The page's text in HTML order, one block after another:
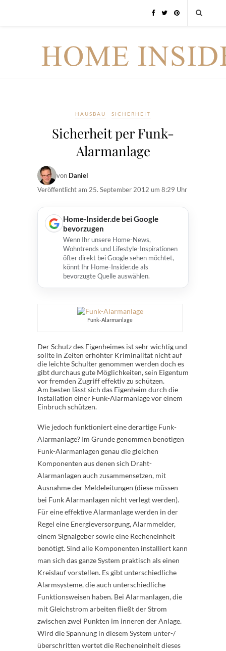
HAUSBAU SICHERHEIT
Sicherheit per Funk-
Alarmanlage
von Daniel
Veröffentlicht am 25. September 2012 um 8:29 Uhr
Home-Insider.de bei Google
bevorzugen
Wenn Ihr unsere Home-News,
Wohntrends und Lifestyle-Inspirationen
öfter direkt bei Google sehen möchtet,
könnt Ihr Home-Insider.de als
bevorzugte Quelle auswählen.
Funk-Alarmanlage
Der Schutz des Eigenheimes ist sehr wichtig und
sollte in Zeiten erhöhter Kriminalität nicht auf
die leichte Schulter genommen werden doch es
gibt durchaus gute Möglichkeiten, sein Eigentum
vor fremden Zugriff effektiv zu schützen.
Am besten lässt sich das Eigenheim durch die
Installation einer Funk-Alarmanlage vor einem
Einbruch schützen.
Wie jedoch funktioniert eine derartige Funk-
Alarmanlage? Im Grunde genommen benötigen
Funk-Alarmanlagen genau die gleichen
Komponenten aus denen sich Draht-
Alarmanlagen auch zusammensetzen, mit
Ausnahme der Meldeleitungen (diese müssen
bei Funk Alarmanlagen nicht verlegt werden).
Für eine effektive Alarmanlage werden in der
Regel eine Energieversorgung, Alarmmelder,
einem Signalgeber sowie eine Recheneinheit
benötigt. Sind alle Komponenten installiert kann
man sich das ganze System praktisch als einen
Kreislauf vorstellen. Es gibt unterschiedliche
Alarmsysteme, die auch unterschiedliche
Funktionsweisen haben. Bei Alarmanlagen, die
mit Gleichstrom arbeiten fließt der Strom
zwischen zwei Punkten im inneren der Anlage.
Wird die Spannung in diesem System unter-/
überschritten wertet die Recheneinheit dieses